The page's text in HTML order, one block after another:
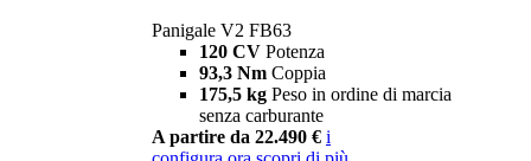
Panigale V2 FB63
120 CV Potenza
93,3 Nm Coppia
175,5 kg Peso in ordine di marcia
senza carburante
A partire da 22.490 € i